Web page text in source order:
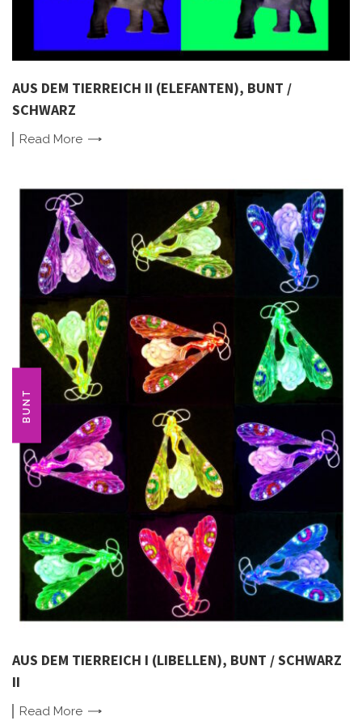
AUS DEM TIERREICH II (ELEFANTEN), BUNT /
SCHWARZ
Read More
BUNT
AUS DEM TIERREICH I (LIBELLEN), BUNT / SCHWARZ
II
Read More